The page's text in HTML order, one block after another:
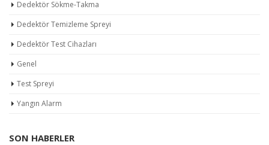
Dedektör Sökme-Takma
Dedektör Temizleme Spreyi
Dedektör Test Cihazları
Genel
Test Spreyi
Yangın Alarm
SON HABERLER